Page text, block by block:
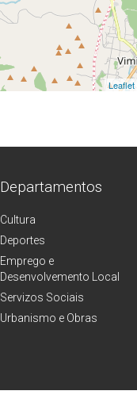
Leaflet
Departamentos
Cultura
Deportes
Emprego e
Desenvolvemento Local
Servizos Sociais
Urbanismo e Obras